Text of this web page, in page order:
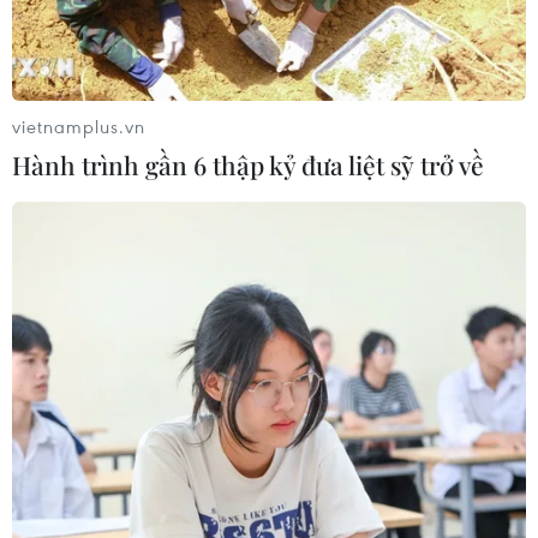
trường học trên cả nước
19/03/2019 07:17
Bộ Giáo dục và Đào tạo vừa có công văn gửi ủy ban
nhân dân các tỉnh, thành phố trực thuộc trung ương về
việc tăng cường chỉ đạo công tác bảo đảm vệ sinh, an
toàn thực phẩm trong các cơ sở giáo dục.
vietnamplus.vn
Hành trình gần 6 thập kỷ đưa liệt sỹ trở về